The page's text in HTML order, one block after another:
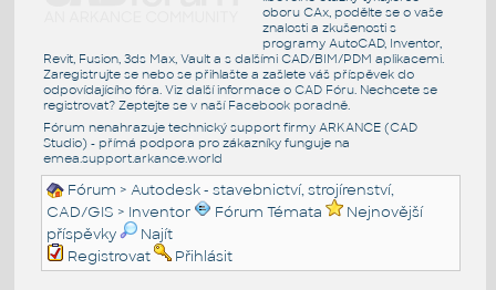
oboru CAx, podělte se o vaše
znalosti a zkušenosti s
programy AutoCAD, Inventor,
Revit, Fusion, 3ds Max, Vault a s dalšími CAD/BIM/PDM aplikacemi.
Zaregistrujte se nebo se přihlašte a zašlete váš příspěvek do
odpovídajícího fóra. Viz další informace o CAD Fóru. Nechcete se
registrovat? Zeptejte se v naší Facebook poradně.
Fórum nenahrazuje technický support firmy ARKANCE (CAD
Studio) - přímá podpora pro zákazníky funguje na
emea.support.arkance.world
Fórum >Autodesk - stavebnictví, strojírenství,
CAD/GIS > Inventor Fórum Témata
Nejnovější
příspěvky
Najít
Registrovat
Přihlásit